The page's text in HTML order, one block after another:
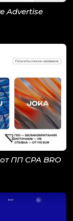
Advertise
ПП CPA BRO